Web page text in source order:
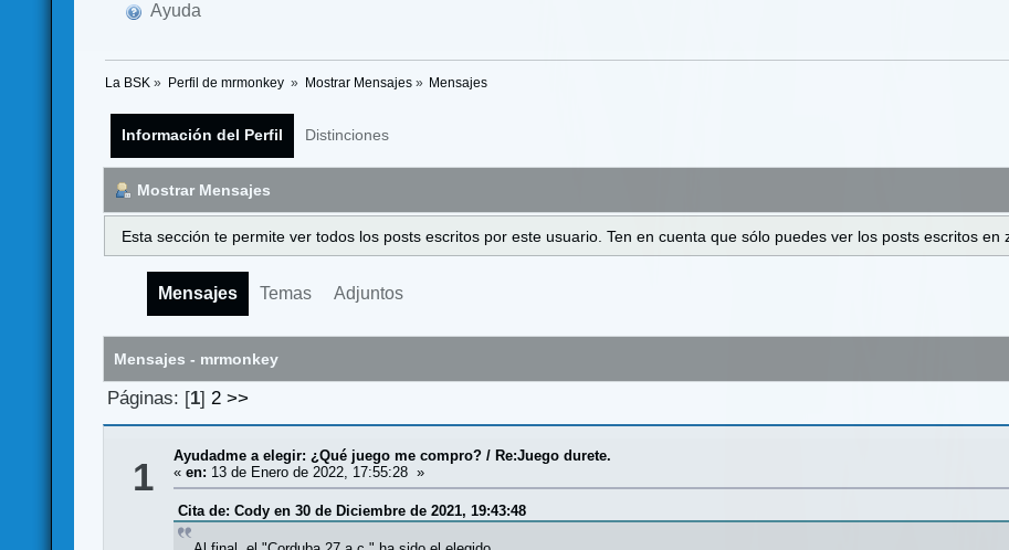
Ayuda
La BSK » Perfil de mrmonkey » Mostrar Mensajes» Mensajes
Información del Perfil Distinciones
Mostrar Mensajes
Esta sección te permite ver todos los posts escritos por este usuario. Ten en cuenta que sólo puedes ver los posts escritos
Mensajes Temas Adjuntos
Mensajes - mrmonkey
Páginas: [1] 2 >>
1 Ayudadme a elegir: ¿Qué juego me compro? / Re:Juego durete.
«en: 13 de Enero de 2022, 17:55:28 »
Cita de: Cody en 30 de Diciembre de 2021, 19:43:48